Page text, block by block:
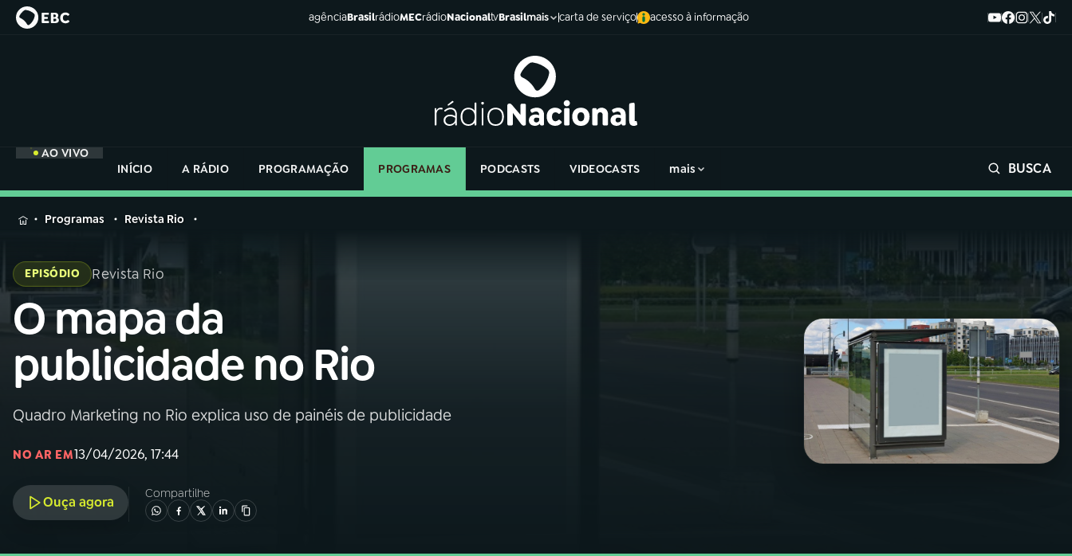
agênciaBrasilrádioMECrádioNacionaltvBrasilmais carta de serviço acesso à informação
AO VIVO
INÍCIO
A RÁDIO PROGRAMAÇÃO PROGRAMAS PODCASTS VIDEOCASTS mais BUSCA
MENU
Buscar
na
Rádio
Nacional
AO VIVO
02A RÁDIO
03PROGRAMAÇÃO
na
Rádio
Nacional
Programas Revista Rio
EPISÓDIO Revista Rio
O mapa da
publicidade no Rio
Quadro Marketing no Rio explica uso de painéis de publicidade
NO AR EM13/04/2026, 17:44
Ouça agora
Compartilhe